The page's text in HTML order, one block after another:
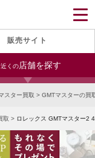
販売サイト
近くの店舗を探す
19:00）
む
します
新宿東口店
名古屋大須店
スター買取 > GMTマスターの買
取 > ロレックス GMTマスター2